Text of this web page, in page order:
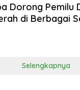
Dorong Pemilu
di Berbagai
Selengkapnya